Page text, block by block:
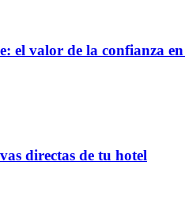
el valor de la confianza
directas de tu hotel